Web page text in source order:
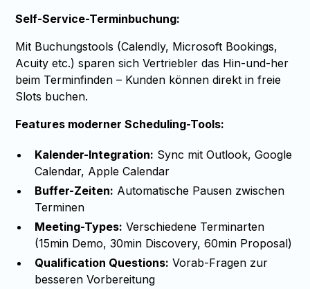
Self-Service-Terminbuchung:
Mit Buchungstools (Calendly, Microsoft Bookings,
Acuity etc.) sparen sich Vertriebler das Hin-und-her
beim Terminfinden – Kunden können direkt in freie
Slots buchen.
Features moderner Scheduling-Tools:
Kalender-Integration: Sync mit Outlook, Google
Calendar, Apple Calendar
Buffer-Zeiten: Automatische Pausen zwischen
Terminen
Meeting-Types: Verschiedene Terminarten
(15min Demo, 30min Discovery, 60min Proposal)
Qualification Questions: Vorab-Fragen zur
besseren Vorbereitung